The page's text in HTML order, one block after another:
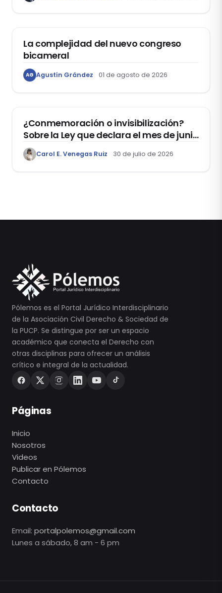
La complejidad del nuevo congreso
bicameral
AG Agustín Grández 01 de agosto de 2026
¿Conmemoración o invisibilización?
Sobre la Ley que declara el mes de junio
como el “Mes de la Vida y la Familia”
Carol E. Venegas Ruiz 30 de julio de 2026
Pólemos es el Portal Jurídico Interdisciplinario
de la Asociación Civil Derecho & Sociedad de
la PUCP. Se distingue por ser un espacio
académico que conecta el Derecho con
otras disciplinas para ofrecer un análisis
crítico e integral de la actualidad.
Páginas
Inicio
Nosotros
Videos
Publicar en Pólemos
Contacto
Contacto
Email: portalpolemos@gmail.com
Lunes a sábado, 8 am - 6 pm